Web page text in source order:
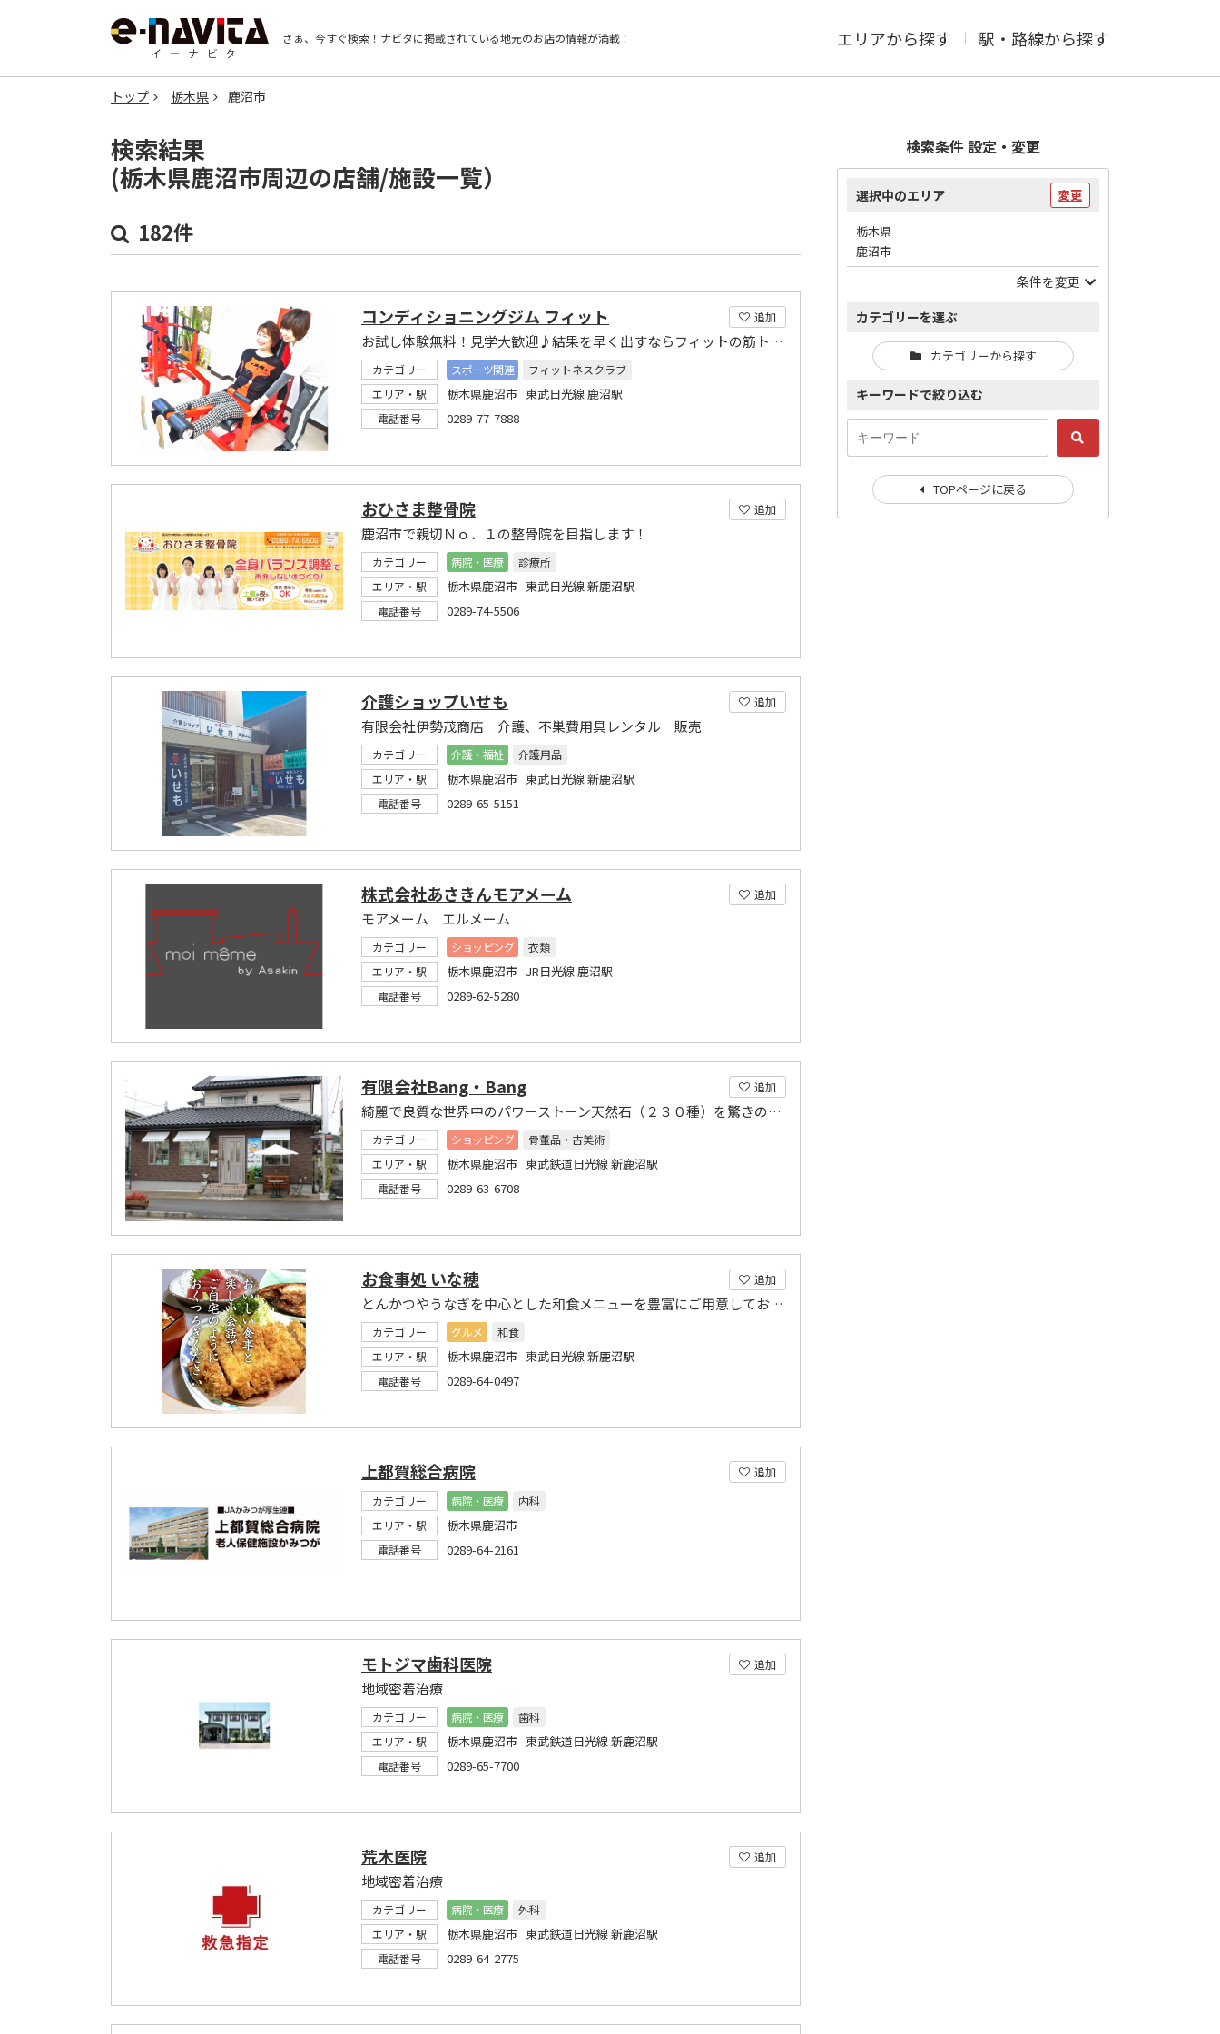
さぁ、今すぐ検索！ ナビタに掲載されている地元のお店の情報が満載！ エリアから探す 駅・路線から探す
トップ 栃木県 鹿沼市
検索結果
(栃木県鹿沼市周辺の店舗/施設一覧）
182件
追加
コンディショニングジム フィット
お試し体験無料！見学大歓迎♪結果を早く出すならフィットの筋トレ！
カテゴリー スポーツ関連
フィットネスクラブ
エリア・駅
栃木県鹿沼市 東武日光線 鹿沼駅
電話番号 0289-77-7888
追加
おひさま整骨院
鹿沼市で親切Ｎｏ．１の整骨院を目指します！
カテゴリー 病院・医療
診療所
エリア・駅
栃木県鹿沼市 東武日光線 新鹿沼駅
電話番号 0289-74-5506
追加
介護ショップいせも
有限会社伊勢茂商店 介護、不巣費用具レンタル 販売
カテゴリー 介護・福祉
介護用品
エリア・駅
栃木県鹿沼市 東武日光線 新鹿沼駅
電話番号 0289-65-5151
追加
株式会社あさきんモアメーム
モアメーム エルメーム
カテゴリー ショッピング
衣類
エリア・駅
栃木県鹿沼市 JR日光線 鹿沼駅
電話番号 0289-62-5280
追加
有限会社Bang・Bang
綺麗で良質な世界中のパワーストーン天然石（２３０種）を驚きの価格でご提供いたします
カテゴリー ショッピング
骨董品・古美術
エリア・駅
栃木県鹿沼市 東武鉄道日光線 新鹿沼駅
電話番号 0289-63-6708
追加
お食事処 いな穂
とんかつやうなぎを中心とした和食メニューを豊富にご用意しております。
カテゴリー グルメ
和食
エリア・駅
栃木県鹿沼市 東武日光線 新鹿沼駅
電話番号 0289-64-0497
追加
上都賀総合病院
カテゴリー 病院・医療
内科
エリア・駅
栃木県鹿沼市
電話番号 0289-64-2161
追加
モトジマ歯科医院
地域密着治療
カテゴリー 病院・医療
歯科
エリア・駅
栃木県鹿沼市 東武鉄道日光線 新鹿沼駅
電話番号 0289-65-7700
追加
荒木医院
地域密着治療
カテゴリー 病院・医療
外科
エリア・駅
栃木県鹿沼市 東武鉄道日光線 新鹿沼駅
電話番号 0289-64-2775
検索条件 設定・変更
選択中のエリア 変更
栃木県
鹿沼市
条件を変更
カテゴリーを選ぶ
カテゴリーから探す
キーワードで絞り込む
TOPページに戻る